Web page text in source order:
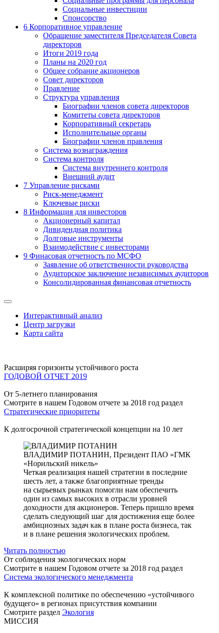
Социальные инвестиции
Спонсорство
6 Корпоративное управление
Обращение заместителя Председателя Совета
директоров
Итоги 2019 года
Планы на 2020 год
Общее собрание акционеров
Совет директоров
Правление
Структура управления
Биографии членов совета директоров
Комитеты совета директоров
Корпоративный секретарь
Исполнительные органы
Биографии членов правления
Система вознаграждения
Система контроля
Система внутреннего контроля
Внешний аудит
7 Управление рисками
Риск-менеджмент
Ключевые риски
8 Информация для инвесторов
Акционерный капитал
Дивидендная политика
Долговые инструменты
Взаимодействие с инвеcторами
9 Финасовая отчетность по МСФО
Заявление об ответственности руководства
Аудиторское заключение независимых аудиторов
Консолидированная финансовая отчетность
Интерактивный анализ
Центр загрузки
Карта сайта
Расширяя горизонты устойчивого роста
ГОДОВОЙ ОТЧЕТ 2019
От 5-летнего планирования
Смотрите в нашем Годовом отчете за 2018 год раздел
Стратегические приоритеты
К долгосрочной стратегической концепции на 10 лет
ВЛАДИМИР ПОТАНИН, Президент ПАО «ГМК
«Норильский никель»
Четкая реализация нашей стратегии в последние
шесть лет, а также благоприятные тренды
на сырьевых рынках помогли нам обеспечить
один из самых высоких в отрасли уровней
доходности для акционеров. Теперь пришло время
сделать следующий шаг для достижения еще более
амбициозных задач как в плане роста бизнеса, так
и в плане решения экологических проблем.
Читать полностью
От соблюдения экологических норм
Смотрите в нашем Годовом отчете за 2018 год раздел
Система экологического менеджмента
К комплексной политике по обеспечению «устойчивого
будущего» в регионах присутствия компании
Смотрите раздел Экология
МИССИЯ